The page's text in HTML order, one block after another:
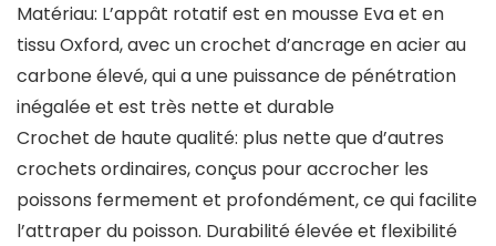
Matériau: L’appât rotatif est en mousse Eva et en
tissu Oxford, avec un crochet d’ancrage en acier au
carbone élevé, qui a une puissance de pénétration
inégalée et est très nette et durable
Crochet de haute qualité: plus nette que d’autres
crochets ordinaires, conçus pour accrocher les
poissons fermement et profondément, ce qui facilite
l’attraper du poisson. Durabilité élevée et flexibilité